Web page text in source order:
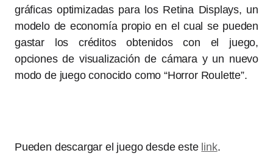
gráficas optimizadas para los Retina Displays, un
modelo de economía propio en el cual se pueden
gastar los créditos obtenidos con el juego,
opciones de visualización de cámara y un nuevo
modo de juego conocido como “Horror Roulette”.
Pueden descargar el juego desde este link.